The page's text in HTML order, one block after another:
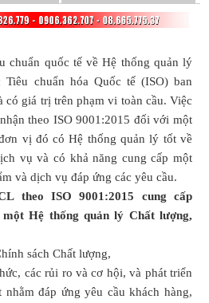
chuẩn quốc tế về Hệ thống quản lý
chuẩn hóa Quốc tế (ISO) ban
có giá trị trên phạm vi toàn cầu. Việc
theo ISO 9001:2015 đối với một
vị đó có Hệ thống quản lý tốt về
vụ và có khả năng cung cấp một
và dịch vụ đáp ứng các yêu cầu.
theo ISO 9001:2015 cung cấp
Hệ thống quản lý Chất lượng,
sách Chất lượng,
các rủi ro và cơ hội, và phát triển
nhằm đáp ứng yêu cầu khách hàng,